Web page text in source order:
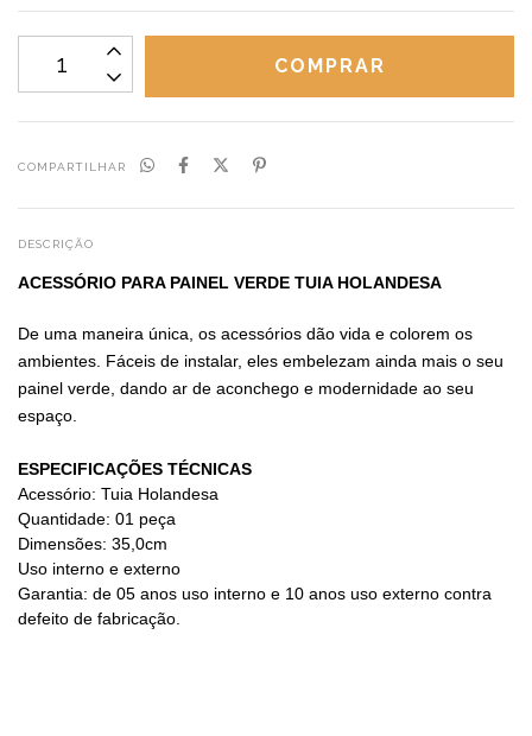
COMPARTILHAR
DESCRIÇÃO
ACESSÓRIO PARA PAINEL VERDE TUIA HOLANDESA
De uma maneira única, os acessórios dão vida e colorem os
ambientes. Fáceis de instalar, eles embelezam ainda mais o seu
painel verde, dando ar de aconchego e modernidade ao seu
espaço.
ESPECIFICAÇÕES TÉCNICAS
Acessório: Tuia Holandesa
Quantidade: 01 peça
Dimensões: 35,0cm
Uso interno e externo
Garantia: de 05 anos uso interno e 10 anos uso externo contra
defeito de fabricação.